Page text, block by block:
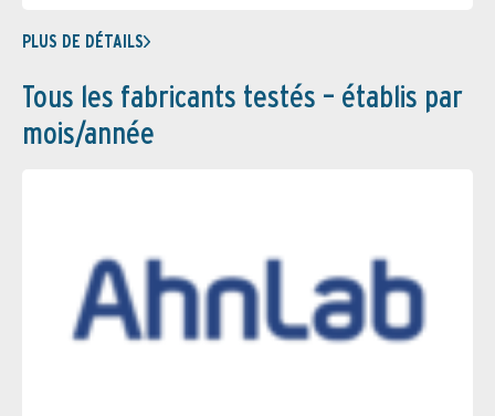
PLUS DE DÉTAILS
Tous les fabricants testés – établis par
mois/année